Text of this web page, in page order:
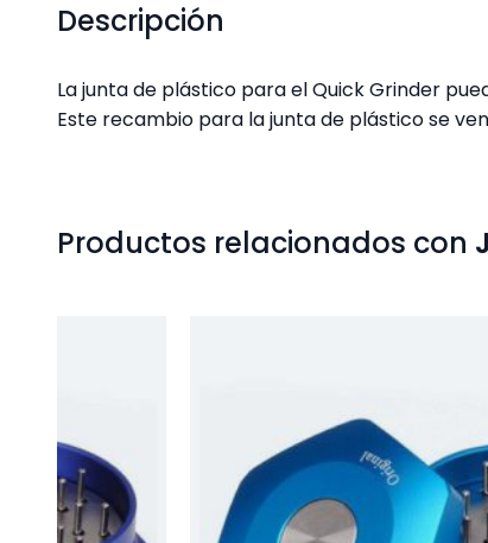
Descripción
La junta de plástico para el Quick Grinder
Este recambio para la junta de plástico se
Productos relacionados con